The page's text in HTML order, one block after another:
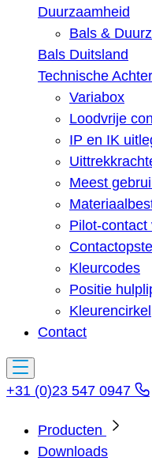
Duurzaamheid
Bals &
Bals Duitsland
Technische
Variabox
Loodvrije
IP en IK
Meest
Pilot-
Kleurcodes
Positie
Kleurencirkel
Contact
+31 (0)23 547 0947
Producten
Downloads